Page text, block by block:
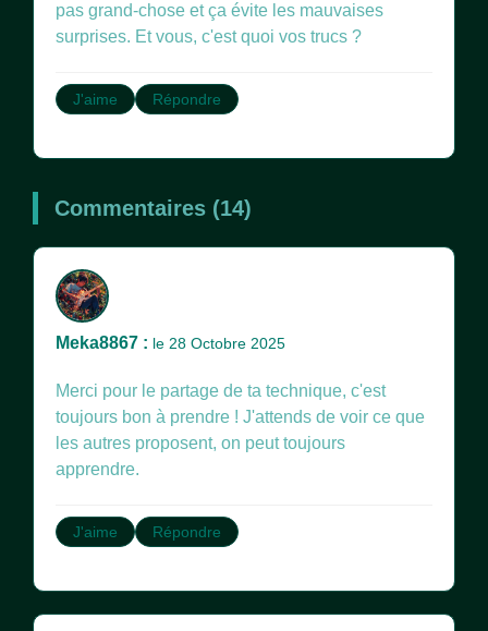
pas grand-chose et ça évite les mauvaises
surprises. Et vous, c'est quoi vos trucs ?
J'aime Répondre
Commentaires (14)
Meka8867 : le 28 Octobre 2025
Merci pour le partage de ta technique, c'est
toujours bon à prendre ! J'attends de voir ce que
les autres proposent, on peut toujours
apprendre.
J'aime Répondre